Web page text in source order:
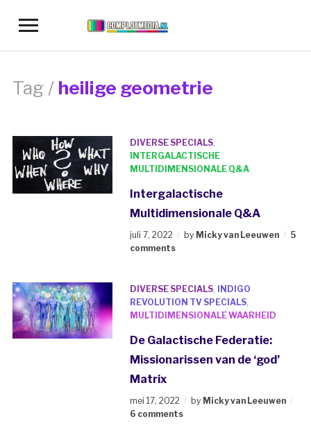
Toggle
navigation
Tag / heilige geometrie
DIVERSE SPECIALS,
INTERGALACTISCHE
MULTIDIMENSIONALE Q&A
Intergalactische
Multidimensionale Q&A
juli 7, 2022 by Micky van Leeuwen
5
comments
DIVERSE SPECIALS,
INDIGO
REVOLUTION TV SPECIALS,
MULTIDIMENSIONALE WAARHEID
De Galactische Federatie:
Missionarissen van de ‘god’
Matrix
mei 17, 2022 by Micky van Leeuwen
6 comments